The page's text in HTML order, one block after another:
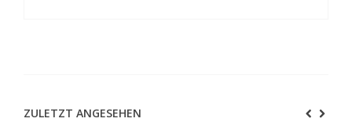
ZULETZT ANGESEHEN